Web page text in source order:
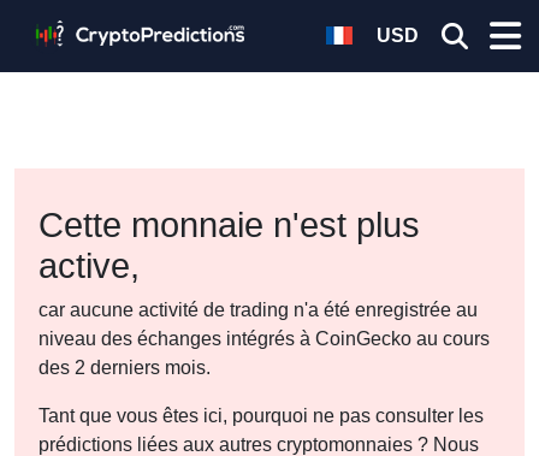
USD
Cette monnaie n'est plus
active,
car aucune activité de trading n'a été enregistrée au
niveau des échanges intégrés à CoinGecko au cours
des 2 derniers mois.
Tant que vous êtes ici, pourquoi ne pas consulter les
prédictions liées aux autres cryptomonnaies ? Nous